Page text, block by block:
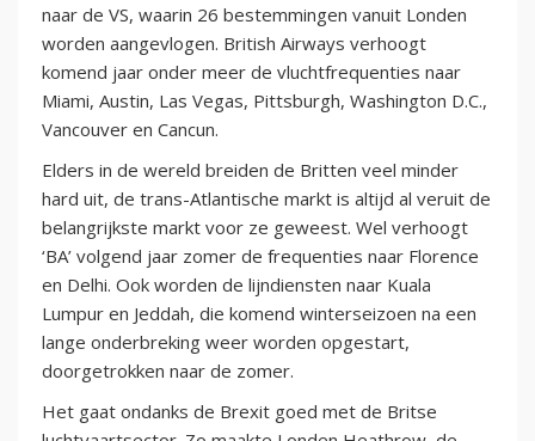
naar de VS, waarin 26 bestemmingen vanuit Londen
worden aangevlogen. British Airways verhoogt
komend jaar onder meer de vluchtfrequenties naar
Miami, Austin, Las Vegas, Pittsburgh, Washington D.C.,
Vancouver en Cancun.
Elders in de wereld breiden de Britten veel minder
hard uit, de trans-Atlantische markt is altijd al veruit de
belangrijkste markt voor ze geweest. Wel verhoogt
‘BA’ volgend jaar zomer de frequenties naar Florence
en Delhi. Ook worden de lijndiensten naar Kuala
Lumpur en Jeddah, die komend winterseizoen na een
lange onderbreking weer worden opgestart,
doorgetrokken naar de zomer.
Het gaat ondanks de Brexit goed met de Britse